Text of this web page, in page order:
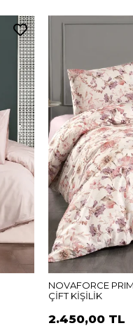
NOVAFORCE
ÇİFT KİŞİLİK
2.450,00 TL